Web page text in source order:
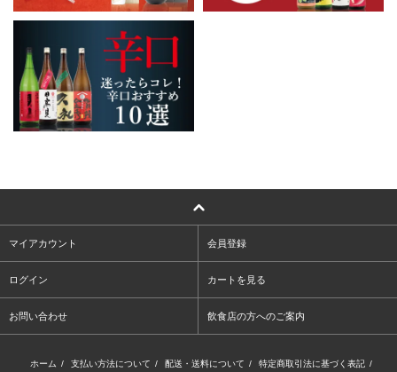
マイアカウント 会員登録
ログイン カートを見る
お問い合わせ 飲食店の方へのご案内
ホーム / 支払い方法について / 配送・送料について / 特定商取引法に基づく表記 /